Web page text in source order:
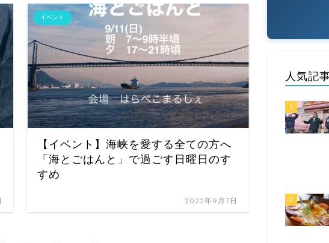
イベント
【イベント】海峡を愛する全ての方へ
「海とごはんと」で過ごす日曜日のす
すめ
2022年9月7日
人気記
1
2